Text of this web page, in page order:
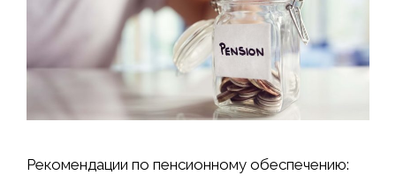
Рекомендации по пенсионному обеспечению: